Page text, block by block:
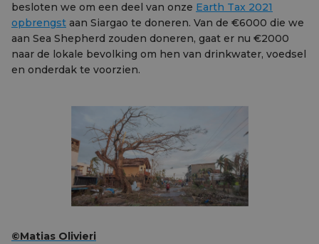
besloten we om een deel van onze Earth Tax 2021
opbrengst aan Siargao te doneren. Van de €6000 die we
aan Sea Shepherd zouden doneren, gaat er nu €2000
naar de lokale bevolking om hen van drinkwater, voedsel
en onderdak te voorzien.
©Matias Olivieri